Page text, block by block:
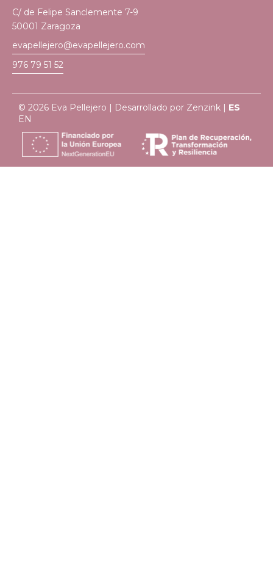
C/ de Felipe Sanclemente 7-9
50001 Zaragoza
evapellejero@evapellejero.com
976 79 51 52
© 2026 Eva Pellejero | Desarrollado por Zenzink
ES
EN